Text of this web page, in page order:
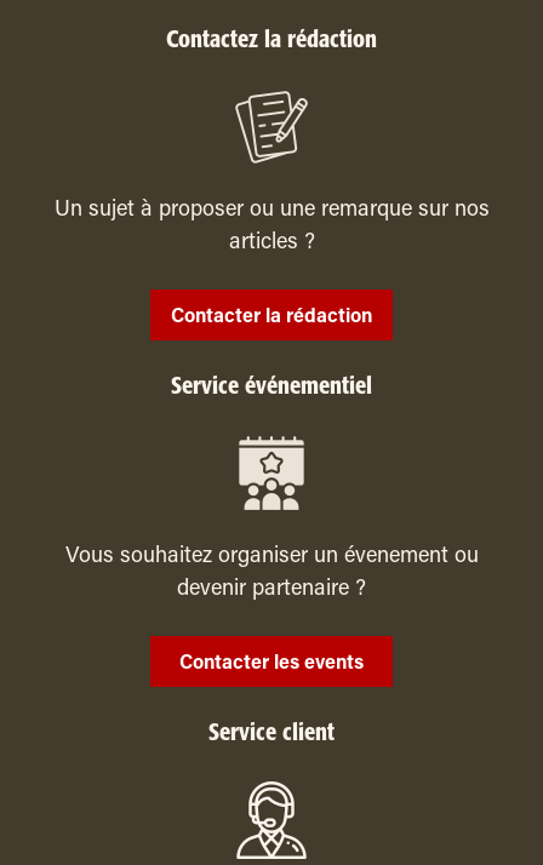
Contactez la rédaction
Un sujet à proposer ou une remarque sur nos
articles ?
Contacter la rédaction
Service événementiel
Vous souhaitez organiser un évenement ou
devenir partenaire ?
Contacter les events
Service client